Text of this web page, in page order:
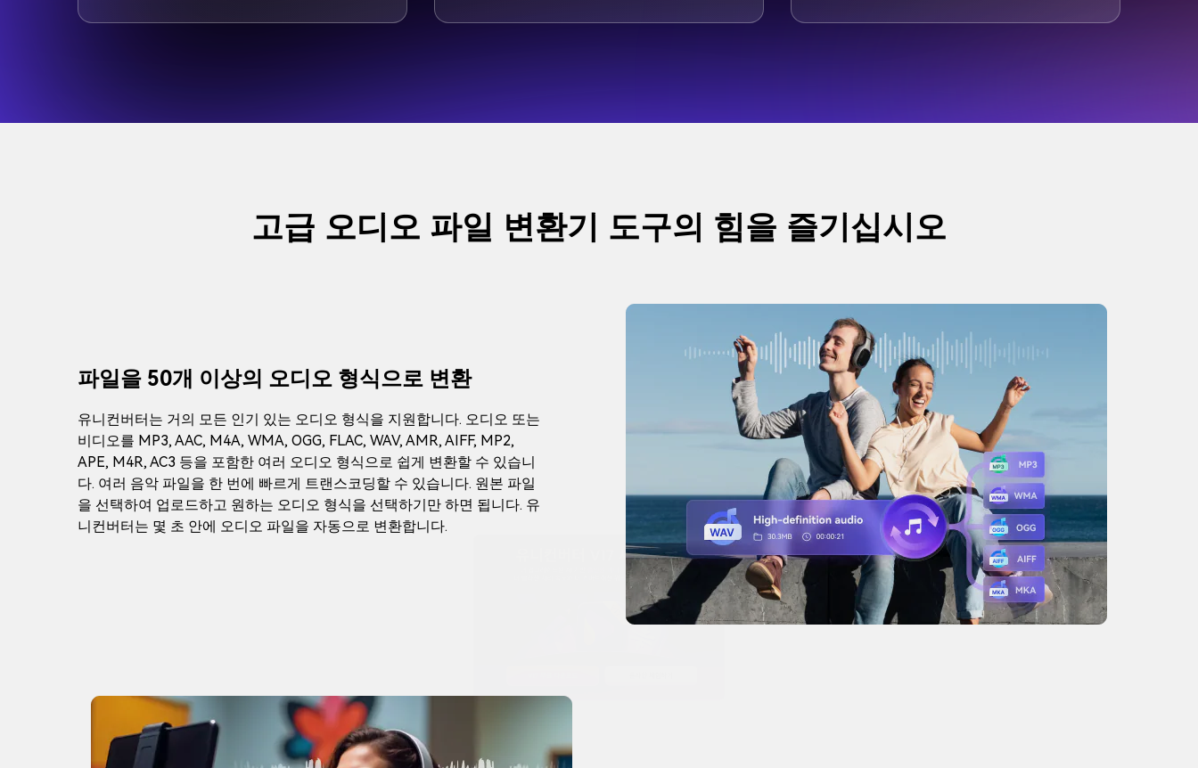
고급 오디오 파일 변환기 도구의 힘을 즐기십시오
파일을 50개 이상의 오디오 형식으로 변환
유니컨버터는 거의 모든 인기 있는 오디오 형식을 지원합니다. 오디오 또는
비디오를 MP3, AAC, M4A, WMA, OGG, FLAC, WAV, AMR, AIFF, MP2,
APE, M4R, AC3 등을 포함한 여러 오디오 형식으로 쉽게 변환할 수 있습니
다. 여러 음악 파일을 한 번에 빠르게 트랜스코딩할 수 있습니다. 원본 파일
을 선택하여 업로드하고 원하는 오디오 형식을 선택하기만 하면 됩니다. 유
니컨버터는 몇 초 안에 오디오 파일을 자동으로 변환합니다.